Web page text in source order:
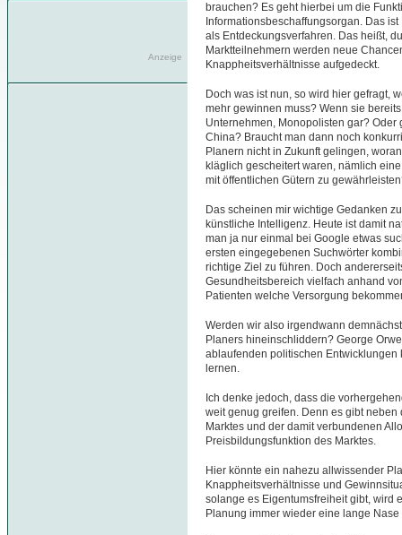
Anzeige
brauchen? Es geht hierbei um die
Informationsbeschaffungsorgan. Das
als Entdeckungsverfahren. Das heißt,
Marktteilnehmern werden neue
Knappheitsverhältnisse aufgedeckt.
Doch was ist nun, so wird hier gefragt,
mehr gewinnen muss? Wenn sie
Unternehmen, Monopolisten gar?
China? Braucht man dann noch
Planern nicht in Zukunft gelingen,
kläglich gescheitert waren, nämlich
mit öffentlichen Gütern zu
Das scheinen mir wichtige Gedanken
künstliche Intelligenz. Heute ist damit
man ja nur einmal bei Google etwas
ersten eingegebenen Suchwörter
richtige Ziel zu führen. Doch
Gesundheitsbereich vielfach anhand
Patienten welche Versorgung
Werden wir also irgendwann
Planers hineinschliddern? George
ablaufenden politischen
lernen.
Ich denke jedoch, dass die
weit genug greifen. Denn es gibt
Marktes und der damit verbundenen
Preisbildungsfunktion des Marktes.
Hier könnte ein nahezu allwissender
Knappheitsverhältnisse und
solange es Eigentumsfreiheit gibt, wird
Planung immer wieder eine lange